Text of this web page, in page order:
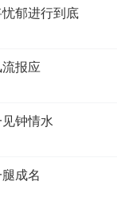
郁进行到底
报应
钟情水
成名